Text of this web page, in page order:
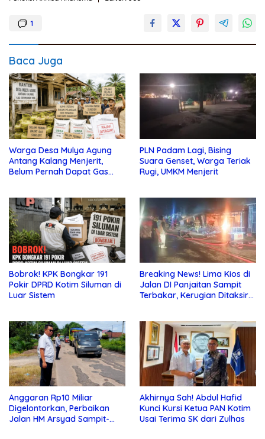
1
Baca Juga
Warga Desa Mulya Agung
Antang Kalang Menjerit,
Belum Pernah Dapat Gas
PLN Padam Lagi, Bising
Suara Genset, Warga Teriak
Rugi, UMKM Menjerit
Bobrok! KPK Bongkar 191
Pokir DPRD Kotim Siluman di
Luar Sistem
Breaking News! Lima Kios di
Jalan DI Panjaitan Sampit
Terbakar, Kerugian Ditaksir
Anggaran Rp10 Miliar
Digelontorkan, Perbaikan
Jalan HM Arsyad Sampit-
Akhirnya Sah! Abdul Hafid
Kunci Kursi Ketua PAN Kotim
Usai Terima SK dari Zulhas